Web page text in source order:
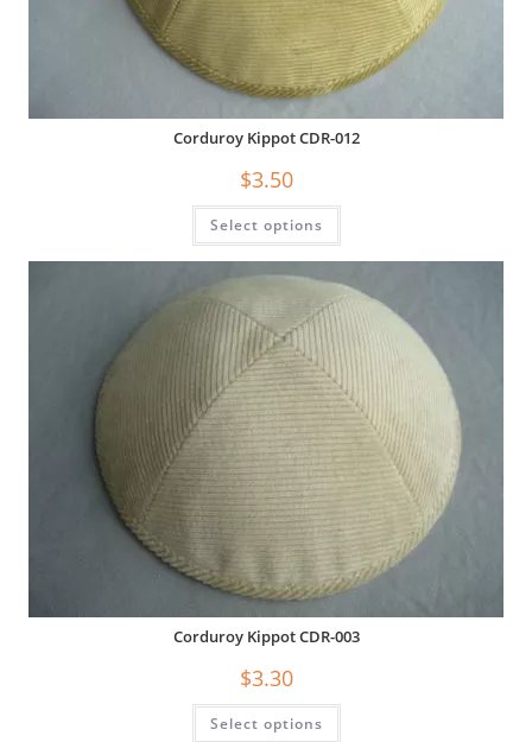
Corduroy Kippot CDR-012
$3.50
Select options
Corduroy Kippot CDR-003
$3.30
Select options